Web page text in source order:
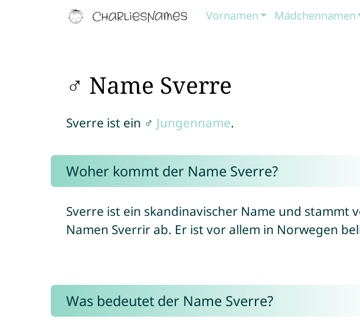
Vornamen Mädchennamen
♂ Name Sverre
Sverre ist ein ♂ Jungenname.
Woher kommt der Name Sverre?
Sverre ist ein skandinavischer Name und stammt
Namen Sverrir ab. Er ist vor allem in Norwegen
Was bedeutet der Name Sverre?